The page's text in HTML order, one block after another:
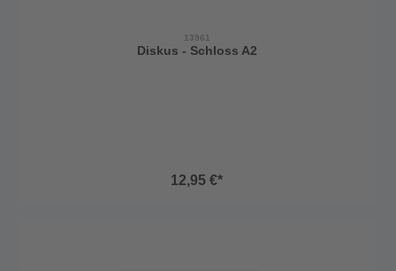
13961
Diskus - Schloss A2
12,95 €*